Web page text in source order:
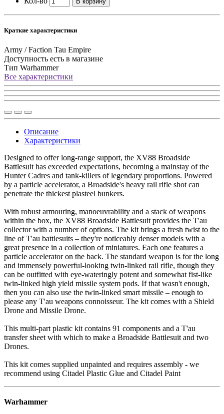
Краткие характеристики
Army / Faction Tau Empire
Доступность есть в магазине
Тип Warhammer
Все характеристики
Описание
Характеристики
Designed to offer long-range support, the XV88 Broadside
Battlesuit has exceeded expectations, becoming a mainstay of the
Hunter Cadres and tank-killers of legendary proportions. Powered
by a particle accelerator, a Broadside's heavy rail rifle shot can
penetrate the thickest plasteel bunkers.
With robust armouring, manoeuvrability and a stack of weapons
within the box, the XV88 Broadside Battlesuit provides the T'au
collector with a number of options. The kit brings a fresh twist to the
line of T'au battlesuits – they're noticeably denser models with a
great presence in a collection of miniatures. Each one features a
particle accelerator on the back. The standard weapon is for the long
and immensely powerful-looking twin-linked rail rifle, though they
can be outfitted with eye-wateringly potent and somewhat fist-like
twin-linked high yield missile system pods. If that wasn't enough,
then you can also use the twin-linked smart missile – enough to
please any T'au weapons connoisseur. The kit comes with a Shield
Drone and Missile Drone.
This multi-part plastic kit contains 91 components and a T'au
transfer sheet with which to make a Broadside Battlesuit and two
Drones.
This kit comes supplied unpainted and requires assembly - we
recommend using Citadel Plastic Glue and Citadel Paint
Warhammer